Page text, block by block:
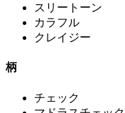
スリートーン
カラフル
クレイジー
柄
チェック